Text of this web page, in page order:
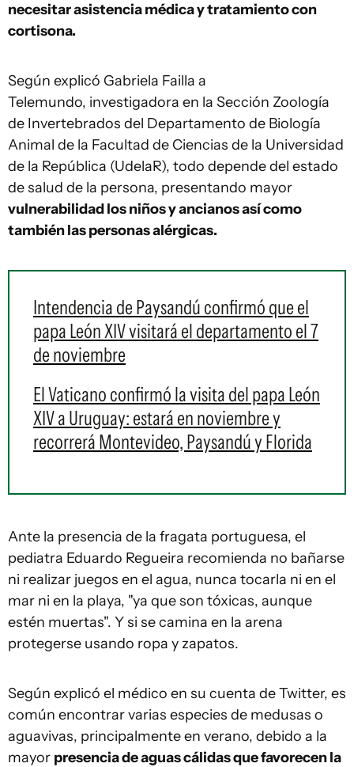
necesitar asistencia médica y tratamiento con
cortisona.
Según explicó Gabriela Failla a
Telemundo, investigadora en la Sección Zoología
de Invertebrados del Departamento de Biología
Animal de la Facultad de Ciencias de la Universidad
de la República (UdelaR), todo depende del estado
de salud de la persona, presentando mayor
vulnerabilidad los niños y ancianos así como
también las personas alérgicas.
Intendencia de Paysandú confirmó que el
papa León XIV visitará el departamento el 7
de noviembre
El Vaticano confirmó la visita del papa León
XIV a Uruguay: estará en noviembre y
recorrerá Montevideo, Paysandú y Florida
Ante la presencia de la fragata portuguesa, el
pediatra Eduardo Regueira recomienda no bañarse
ni realizar juegos en el agua, nunca tocarla ni en el
mar ni en la playa, "ya que son tóxicas, aunque
estén muertas". Y si se camina en la arena
protegerse usando ropa y zapatos.
Según explicó el médico en su cuenta de Twitter, es
común encontrar varias especies de medusas o
aguavivas, principalmente en verano, debido a la
mayor presencia de aguas cálidas que favorecen la